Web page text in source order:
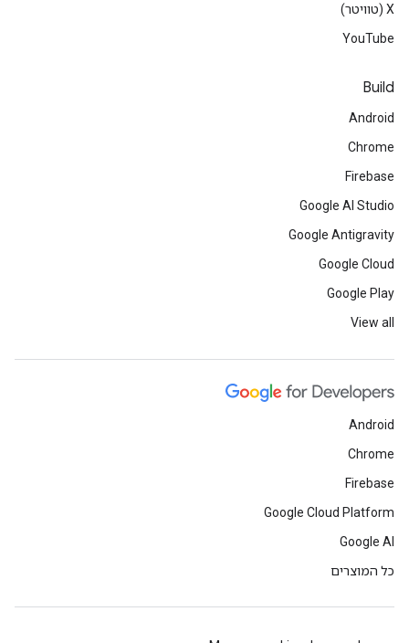
‫X (טוויטר)
YouTube
Build
Android
Chrome
Firebase
Google AI Studio
Google Antigravity
Google Cloud
Google Play
View all
Android
Chrome
Firebase
Google Cloud Platform
Google AI
כל המוצרים